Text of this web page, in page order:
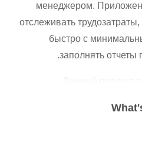
менеджером.
отслеживать
быстро с
заполнять
• динамическое
действий
• гибкая система